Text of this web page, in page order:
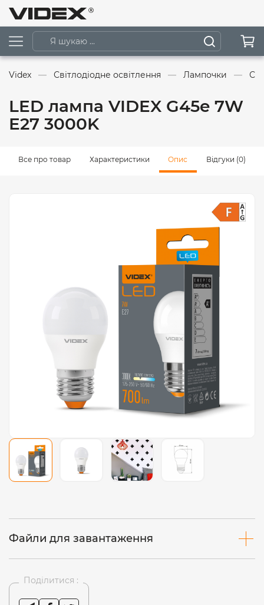
Videx Світлодіодне освітлення Лампочки
LED лампа VIDEX G45e 7W
E27 3000K
Все про товар Характеристики Опис Відгуки (0)
Файли для завантаження
Поділитися :